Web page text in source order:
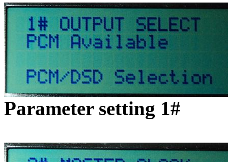
Parameter setting 1#